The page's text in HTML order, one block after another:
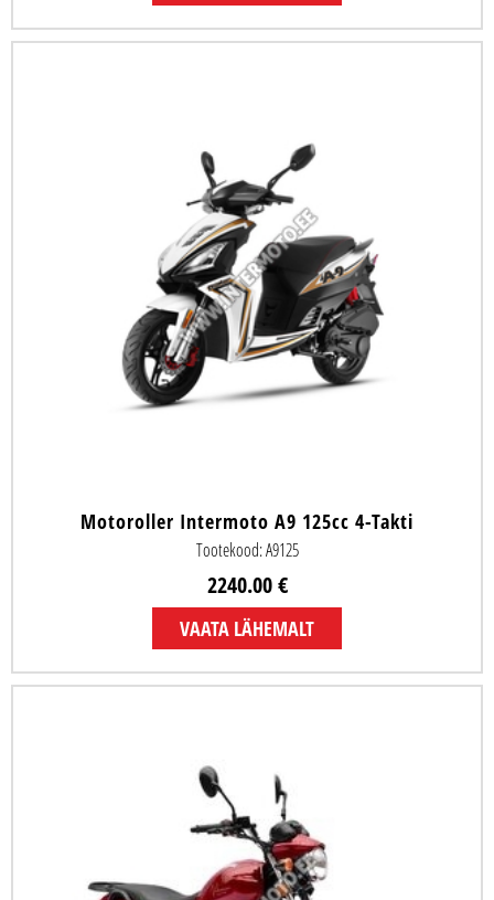
Motoroller Intermoto A9 125cc 4-Takti
Tootekood: A9125
2240.00 €
VAATA LÄHEMALT